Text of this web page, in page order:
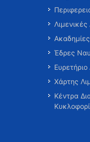
Έδρες
Χάρτης
Κέντρα